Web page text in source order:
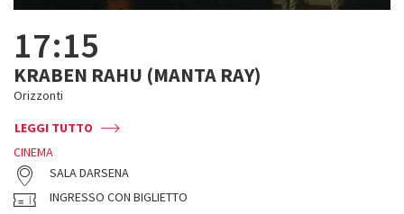
17:15
KRABEN RAHU (MANTA RAY)
Orizzonti
LEGGI TUTTO
CINEMA
SALA DARSENA
INGRESSO CON BIGLIETTO